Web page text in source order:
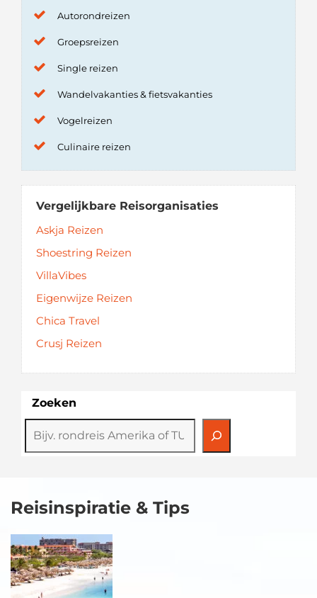
Autorondreizen
Groepsreizen
Single reizen
Wandelvakanties & fietsvakanties
Vogelreizen
Culinaire reizen
Vergelijkbare Reisorganisaties
Askja Reizen
Shoestring Reizen
VillaVibes
Eigenwijze Reizen
Chica Travel
Crusj Reizen
Zoeken
Reisinspiratie & Tips